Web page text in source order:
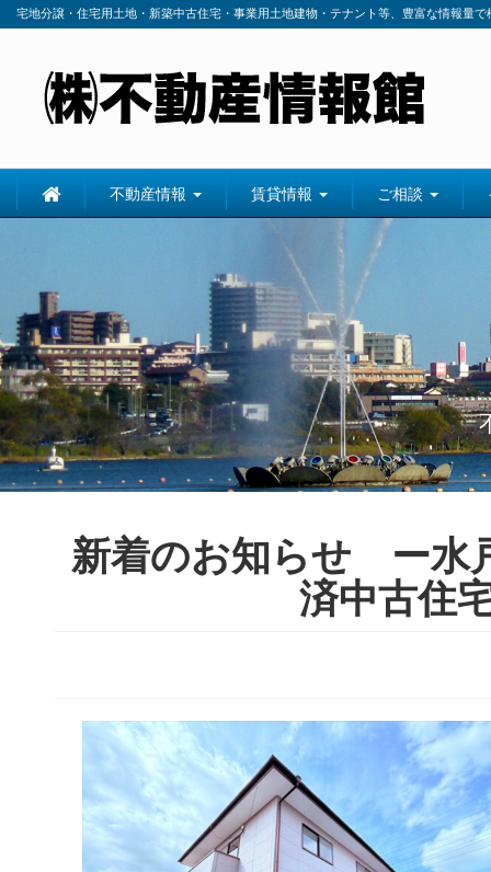
宅地分譲・住宅用土地・新築中古住宅・事業用土地建物・テナント等、豊富な情報量
不動産情報 賃貸情報 ご相談
新着のお知らせ ー水
済中古住